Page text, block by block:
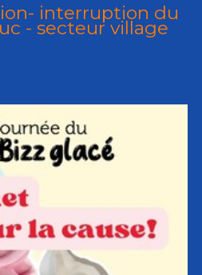
interruption du
- secteur village